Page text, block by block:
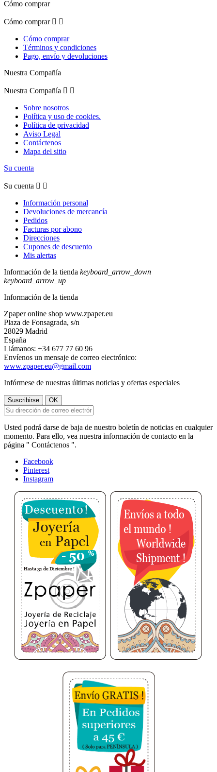
Cómo comprar
Cómo comprar  
Cómo comprar
Términos y condiciones
Pago, envío y devoluciones
Nuestra Compañía
Nuestra Compañía  
Sobre nosotros
Política y uso de cookies.
Política de privacidad
Aviso Legal
Contáctenos
Mapa del sitio
Su cuenta
Su cuenta  
Información personal
Devoluciones de mercancía
Pedidos
Facturas por abono
Direcciones
Cupones de descuento
Mis alertas
Información de la tienda keyboard_arrow_down
keyboard_arrow_up
Información de la tienda
Zpaper online shop www.zpaper.eu
Plaza de Fonsagrada, s/n
28029 Madrid
España
Llámanos: +34 677 77 60 96
Envíenos un mensaje de correo electrónico:
www.zpaper.eu@gmail.com
Infórmese de nuestras últimas noticias y ofertas especiales
Usted podrá darse de baja de nuestro boletín de noticias en cualquier
momento. Para ello, vea nuestra información de contacto en la
página " Contáctenos ".
Facebook
Pinterest
Instagram